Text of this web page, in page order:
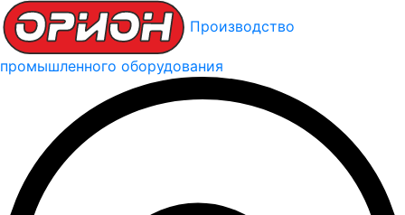
Производство
промышленного оборудования